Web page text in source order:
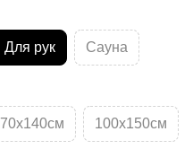
Для рук Сауна
70х140см 100х150см